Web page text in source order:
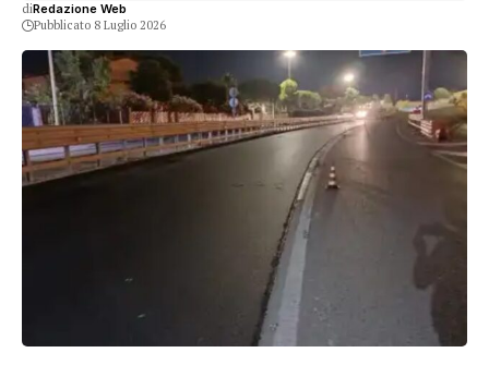
diRedazione Web
Pubblicato 8 Luglio 2026